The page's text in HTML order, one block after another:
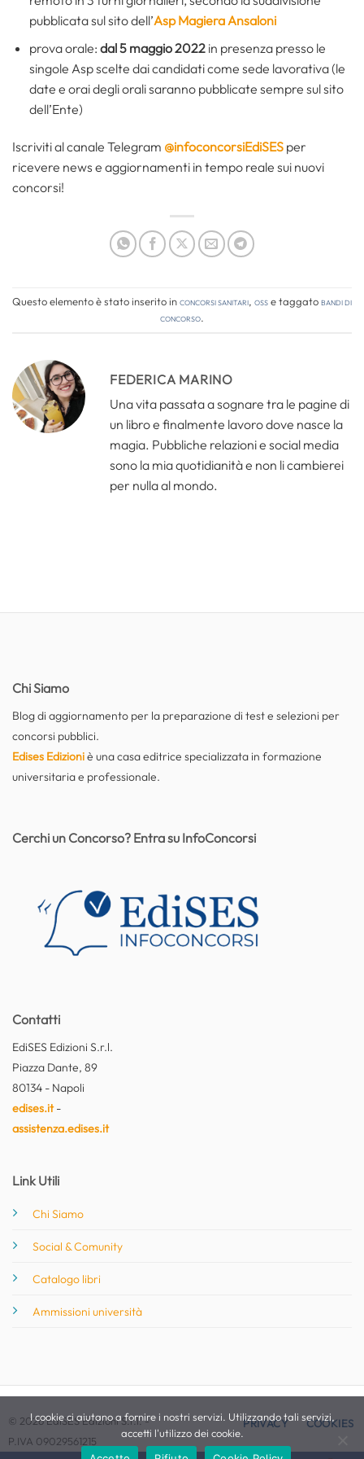
pubblicata sul sito dell’Asp Magiera Ansaloni
prova orale: dal 5 maggio 2022in presenza presso le
singole Asp scelte dai candidati come sede lavorativa (le
date e orai degli orali saranno pubblicate sempre sul sito
dell’Ente)
Iscriviti al canale Telegram @infoconcorsiEdiSES per
ricevere news e aggiornamenti in tempo reale sui nuovi
concorsi!
Questo elemento è stato inserito inConcorsi Sanitari, OSSe taggatobandi di
concorso.
FEDERICA MARINO
Una vita passata a sognare tra le pagine di
un libro e finalmente lavoro dove nasce la
magia. Pubbliche relazioni e social media
sono la mia quotidianità e non li cambierei
per nulla al mondo.
Chi Siamo
Blog di aggiornamento per la preparazione di test e selezioni per
concorsi pubblici.
Edises Edizioniè una casa editrice specializzata in formazione
universitaria e professionale.
Contatti
EdiSES Edizioni S.r.l.
Piazza Dante, 89
80134 - Napoli
edises.it-
assistenza.edises.it
Link Utili
Chi Siamo
Social & Comunity
Catalogo libri
Ammissioni università
Cerchi un Concorso? Entra su InfoConcorsi
© 2026 EdiSES Edizioni S.r.l. -
P.IVA 09029561215
PRIVACY COOKIES
I cookie ci aiutano a fornire i nostri servizi. Utilizzando tali servizi,
accetti l'utilizzo dei cookie.